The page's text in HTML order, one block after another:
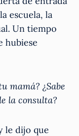
escuela, la
Un tiempo
hubiese
mamá? ¿Sabe
la consulta?
le dijo que